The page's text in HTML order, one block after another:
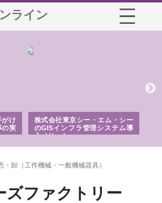
ライン
がけ
の実
株式会社東京シー・エム・シー
のGISインフラ管理システム導
入メリット
・卸（工作機械・一般機械器具）
ズファクトリー